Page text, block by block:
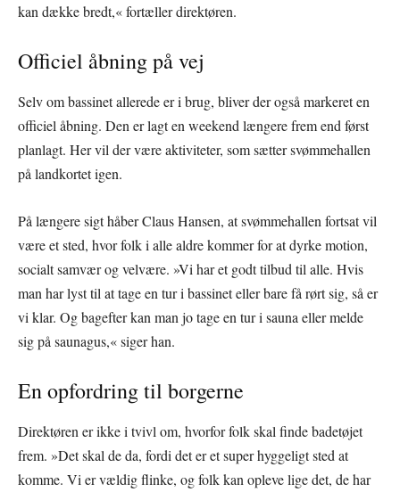
kan dække bredt,« fortæller direktøren.
Officiel åbning på vej
Selv om bassinet allerede er i brug, bliver der også markeret en
officiel åbning. Den er lagt en weekend længere frem end først
planlagt. Her vil der være aktiviteter, som sætter svømmehallen
på landkortet igen.
På længere sigt håber Claus Hansen, at svømmehallen fortsat vil
være et sted, hvor folk i alle aldre kommer for at dyrke motion,
socialt samvær og velvære. »Vi har et godt tilbud til alle. Hvis
man har lyst til at tage en tur i bassinet eller bare få rørt sig, så er
vi klar. Og bagefter kan man jo tage en tur i sauna eller melde
sig på saunagus,« siger han.
En opfordring til borgerne
Direktøren er ikke i tvivl om, hvorfor folk skal finde badetøjet
frem. »Det skal de da, fordi det er et super hyggeligt sted at
komme. Vi er vældig flinke, og folk kan opleve lige det, de har